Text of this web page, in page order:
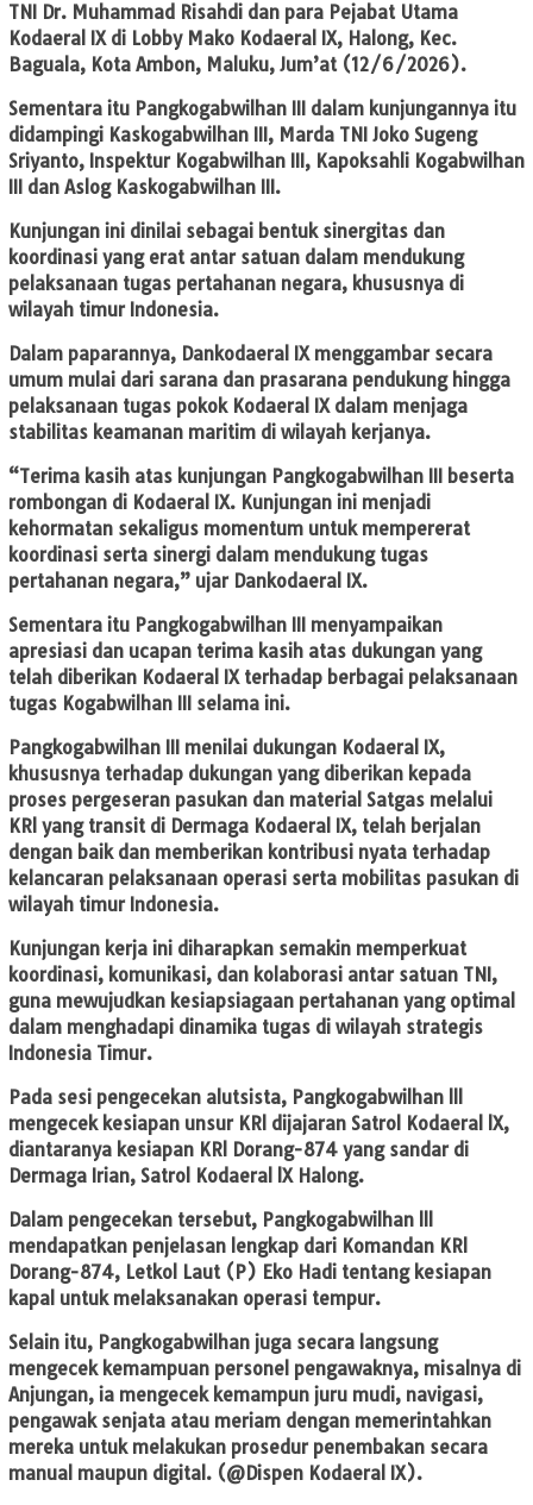
TNI Dr. Muhammad Risahdi dan para Pejabat Utama
Kodaeral IX di Lobby Mako Kodaeral IX, Halong, Kec.
Baguala, Kota Ambon, Maluku, Jum’at (12/6/2026).
Sementara itu Pangkogabwilhan III dalam kunjungannya itu
didampingi Kaskogabwilhan III, Marda TNI Joko Sugeng
Sriyanto, Inspektur Kogabwilhan III, Kapoksahli Kogabwilhan
III dan Aslog Kaskogabwilhan III.
Kunjungan ini dinilai sebagai bentuk sinergitas dan
koordinasi yang erat antar satuan dalam mendukung
pelaksanaan tugas pertahanan negara, khususnya di
wilayah timur Indonesia.
Dalam paparannya, Dankodaeral IX menggambar secara
umum mulai dari sarana dan prasarana pendukung hingga
pelaksanaan tugas pokok Kodaeral IX dalam menjaga
stabilitas keamanan maritim di wilayah kerjanya.
“Terima kasih atas kunjungan Pangkogabwilhan III beserta
rombongan di Kodaeral IX. Kunjungan ini menjadi
kehormatan sekaligus momentum untuk mempererat
koordinasi serta sinergi dalam mendukung tugas
pertahanan negara,” ujar Dankodaeral IX.
Sementara itu Pangkogabwilhan III menyampaikan
apresiasi dan ucapan terima kasih atas dukungan yang
telah diberikan Kodaeral IX terhadap berbagai pelaksanaan
tugas Kogabwilhan III selama ini.
Pangkogabwilhan III menilai dukungan Kodaeral IX,
khususnya terhadap dukungan yang diberikan kepada
proses pergeseran pasukan dan material Satgas melalui
KRl yang transit di Dermaga Kodaeral IX, telah berjalan
dengan baik dan memberikan kontribusi nyata terhadap
kelancaran pelaksanaan operasi serta mobilitas pasukan di
wilayah timur Indonesia.
Kunjungan kerja ini diharapkan semakin memperkuat
koordinasi, komunikasi, dan kolaborasi antar satuan TNI,
guna mewujudkan kesiapsiagaan pertahanan yang optimal
dalam menghadapi dinamika tugas di wilayah strategis
Indonesia Timur.
Pada sesi pengecekan alutsista, Pangkogabwilhan lll
mengecek kesiapan unsur KRl dijajaran Satrol Kodaeral lX,
diantaranya kesiapan KRl Dorang-874 yang sandar di
Dermaga Irian, Satrol Kodaeral lX Halong.
Dalam pengecekan tersebut, Pangkogabwilhan lll
mendapatkan penjelasan lengkap dari Komandan KRl
Dorang-874, Letkol Laut (P) Eko Hadi tentang kesiapan
kapal untuk melaksanakan operasi tempur.
Selain itu, Pangkogabwilhan juga secara langsung
mengecek kemampuan personel pengawaknya, misalnya di
Anjungan, ia mengecek kemampun juru mudi, navigasi,
pengawak senjata atau meriam dengan memerintahkan
mereka untuk melakukan prosedur penembakan secara
manual maupun digital. (@Dispen Kodaeral IX).